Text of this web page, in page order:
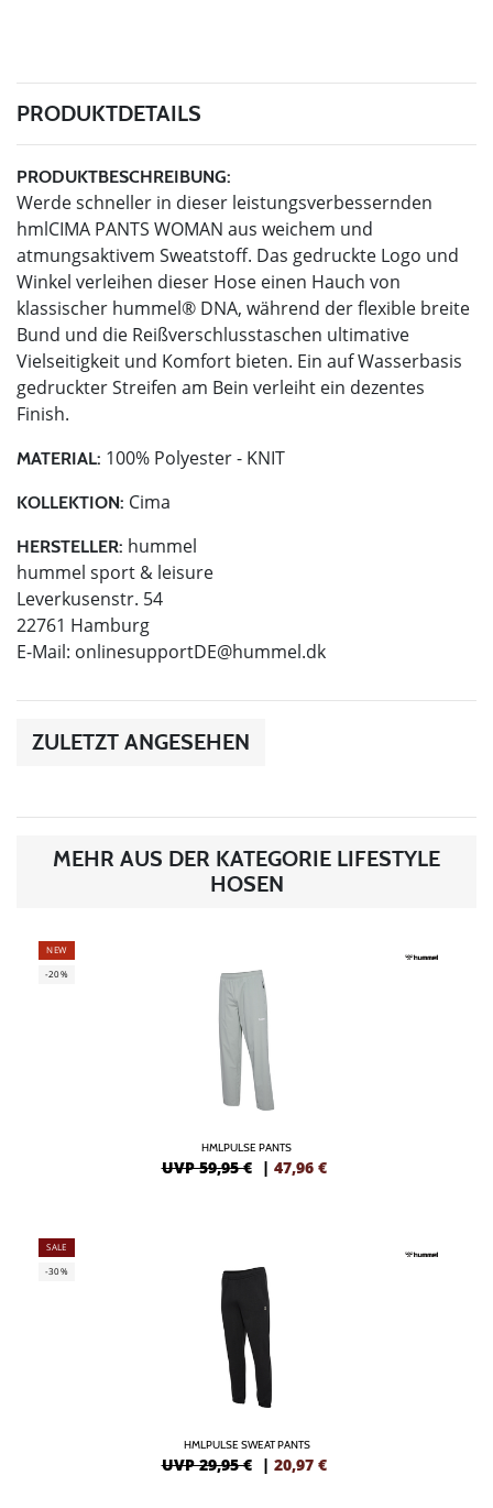
PRODUKTDETAILS
PRODUKTBESCHREIBUNG:
Werde schneller in dieser leistungsverbessernden
hmlCIMA PANTS WOMAN aus weichem und
atmungsaktivem Sweatstoff. Das gedruckte Logo und
Winkel verleihen dieser Hose einen Hauch von
klassischer hummel® DNA, während der flexible breite
Bund und die Reißverschlusstaschen ultimative
Vielseitigkeit und Komfort bieten. Ein auf Wasserbasis
gedruckter Streifen am Bein verleiht ein dezentes
Finish.
MATERIAL: 100% Polyester - KNIT
KOLLEKTION: Cima
HERSTELLER: hummel
hummel sport & leisure
Leverkusenstr. 54
22761 Hamburg
E-Mail: onlinesupportDE@hummel.dk
ZULETZT ANGESEHEN
MEHR AUS DER KATEGORIE LIFESTYLE
HOSEN
NEW
-20%
HMLPULSE PANTS
UVP 59,95 € | 47,96 €
SALE
-30%
HMLPULSE SWEAT PANTS
UVP 29,95 € | 20,97 €